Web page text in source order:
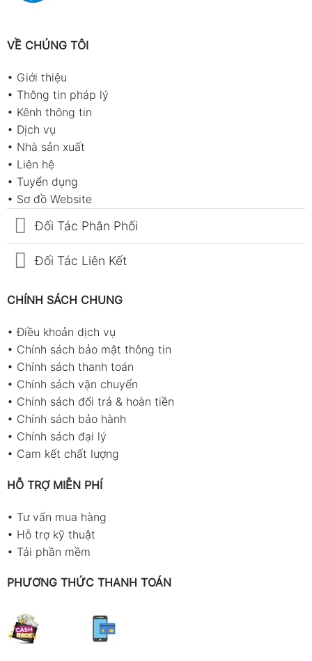
VỀ CHÚNG TÔI
• Giới thiệu
• Thông tin pháp lý
• Kênh thông tin
• Dịch vụ
• Nhà sản xuất
• Liên hệ
• Tuyển dụng
• Sơ đồ Website
Đối Tác Phân Phối
Đối Tác Liên Kết
CHÍNH SÁCH CHUNG
•Điều khoản dịch vụ
• Chính sách bảo mật thông tin
• Chính sách thanh toán
• Chính sách vận chuyển
• Chính sách đổi trả & hoàn tiền
• Chính sách bảo hành
• Chính sách đại lý
• Cam kết chất lượng
HỖ TRỢ MIỄN PHÍ
• Tư vấn mua hàng
• Hỗ trợ kỹ thuật
• Tải phần mềm
PHƯƠNG THỨC THANH TOÁN